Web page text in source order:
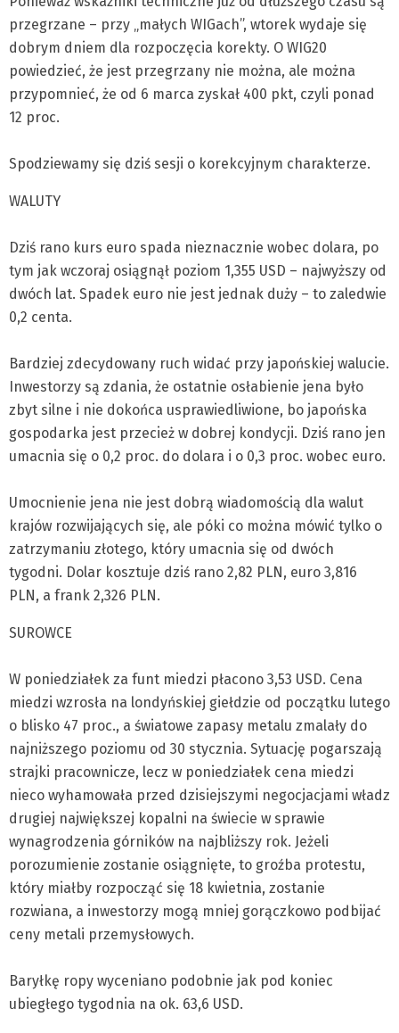
przegrzane – przy „małych WIGach”, wtorek wydaje się
dobrym dniem dla rozpoczęcia korekty. O WIG20
powiedzieć, że jest przegrzany nie można, ale można
przypomnieć, że od 6 marca zyskał 400 pkt, czyli ponad
12 proc.
Spodziewamy się dziś sesji o korekcyjnym charakterze.
WALUTY
Dziś rano kurs euro spada nieznacznie wobec dolara, po
tym jak wczoraj osiągnął poziom 1,355 USD – najwyższy od
dwóch lat. Spadek euro nie jest jednak duży – to zaledwie
0,2 centa.
Bardziej zdecydowany ruch widać przy japońskiej walucie.
Inwestorzy są zdania, że ostatnie osłabienie jena było
zbyt silne i nie dokońca usprawiedliwione, bo japońska
gospodarka jest przecież w dobrej kondycji. Dziś rano jen
umacnia się o 0,2 proc. do dolara i o 0,3 proc. wobec euro.
Umocnienie jena nie jest dobrą wiadomością dla walut
krajów rozwijających się, ale póki co można mówić tylko o
zatrzymaniu złotego, który umacnia się od dwóch
tygodni. Dolar kosztuje dziś rano 2,82 PLN, euro 3,816
PLN, a frank 2,326 PLN.
SUROWCE
W poniedziałek za funt miedzi płacono 3,53 USD. Cena
miedzi wzrosła na londyńskiej giełdzie od początku lutego
o blisko 47 proc., a światowe zapasy metalu zmalały do
najniższego poziomu od 30 stycznia. Sytuację pogarszają
strajki pracownicze, lecz w poniedziałek cena miedzi
nieco wyhamowała przed dzisiejszymi negocjacjami władz
drugiej największej kopalni na świecie w sprawie
wynagrodzenia górników na najbliższy rok. Jeżeli
porozumienie zostanie osiągnięte, to groźba protestu,
który miałby rozpocząć się 18 kwietnia, zostanie
rozwiana, a inwestorzy mogą mniej gorączkowo podbijać
ceny metali przemysłowych.
Baryłkę ropy wyceniano podobnie jak pod koniec
ubiegłego tygodnia na ok. 63,6 USD.